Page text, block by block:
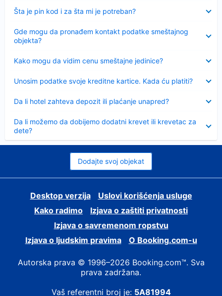
Šta je pin kod i za šta mi je potreban?
Sažeto
Gde mogu da pronađem kontakt podatke smeštajnog
objekta?
Kako mogu da vidim cenu smeštajne jedinice?
Unosim podatke svoje kreditne kartice. Kada ću platiti?
Da li hotel zahteva depozit ili plaćanje unapred?
Da li možemo da dobijemo dodatni krevet ili krevetac za
dete?
Dodajte svoj objekat
Desktop verzija
Uslovi korišćenja usluge
Kako radimo
Izjava o zaštiti privatnosti
Izjava o savremenom ropstvu
Izjava o ljudskim pravima
О Booking.com-u
Autorska prava © 1996–2026 Booking.com™. Sva
prava zadržana.
Vaš referentni broj je: 5A81994